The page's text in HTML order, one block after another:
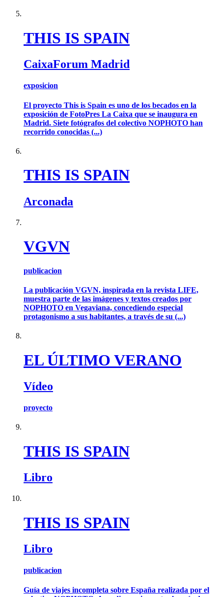
THIS IS SPAIN
CaixaForum Madrid
exposicion
El proyecto This is Spain es uno de los becados en la
exposición de FotoPres La Caixa que se inaugura en
Madrid. Siete fotógrafos del colectivo NOPHOTO han
recorrido conocidas (...)
THIS IS SPAIN
Arconada
VGVN
publicacion
La publicación VGVN, inspirada en la revista LIFE,
muestra parte de las imágenes y textos creados por
NOPHOTO en Vegaviana, concediendo especial
protagonismo a sus habitantes, a través de su (...)
EL ÚLTIMO VERANO
Vídeo
proyecto
THIS IS SPAIN
Libro
THIS IS SPAIN
Libro
publicacion
Guía de viajes incompleta sobre España realizada por el